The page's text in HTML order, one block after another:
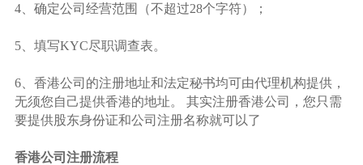
4、确定公司经营范围（不超过28个字符）；
5、填写KYC尽职调查表。
6、香港公司的注册地址和法定秘书均可由代理机构提供，
无须您自己提供香港的地址。 其实注册香港公司，您只需
要提供股东身份证和公司注册名称就可以了
香港公司注册流程